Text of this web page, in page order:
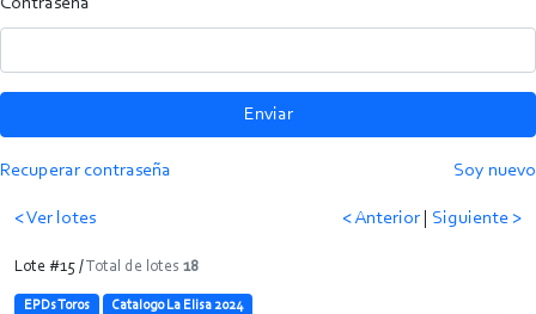
Enviar
Recuperar contraseña Soy nuevo
< Ver lotes < Anterior Siguiente >
Lote #15 /Total de lotes 18
EPDs Toros Catalogo La Elisa 2024